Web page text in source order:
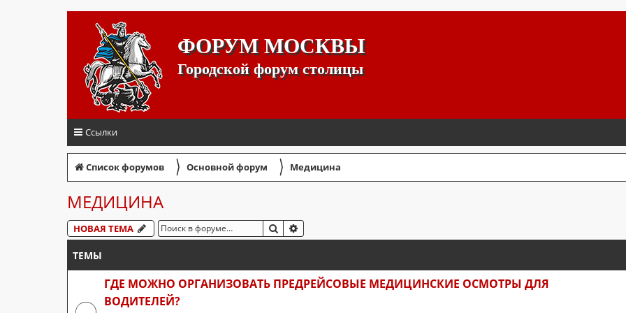
ФОРУМ МОСКВЫ
Городской форум столицы
Ссылки
Список форумов 〉 Основной форум 〉 Медицина
МЕДИЦИНА
НОВАЯ ТЕМА ПОИСК
ТЕМЫ
ГДЕ МОЖНО ОРГАНИЗОВАТЬ ПРЕДРЕЙСОВЫЕ МЕДИЦИНСКИЕ ОСМОТРЫ ДЛЯ
ВОДИТЕЛЕЙ?